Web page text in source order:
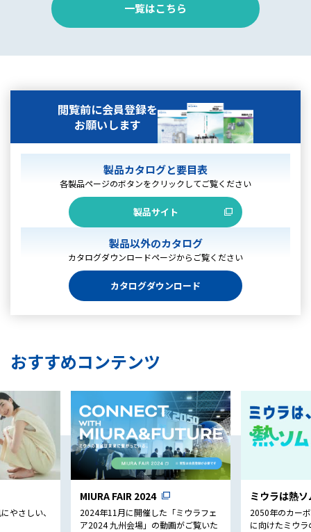
一覧はこちら
閲覧前に会員登録を
お願いします
製品カタログと要目表
各製品ページのボタンをクリックしてご覧ください
製品サイト
製品以外のカタログ
カタログダウンロードページから ご覧ください
カタログダウンロード
おすすめコンテンツ
やさしい、
MIURA FAIR 2024
2024年11⽉に開催した「ミウラフェ
ア2024 九州会場」の動画がご覧いた
ミウラは熱
2050年のカー
に向けたミウ